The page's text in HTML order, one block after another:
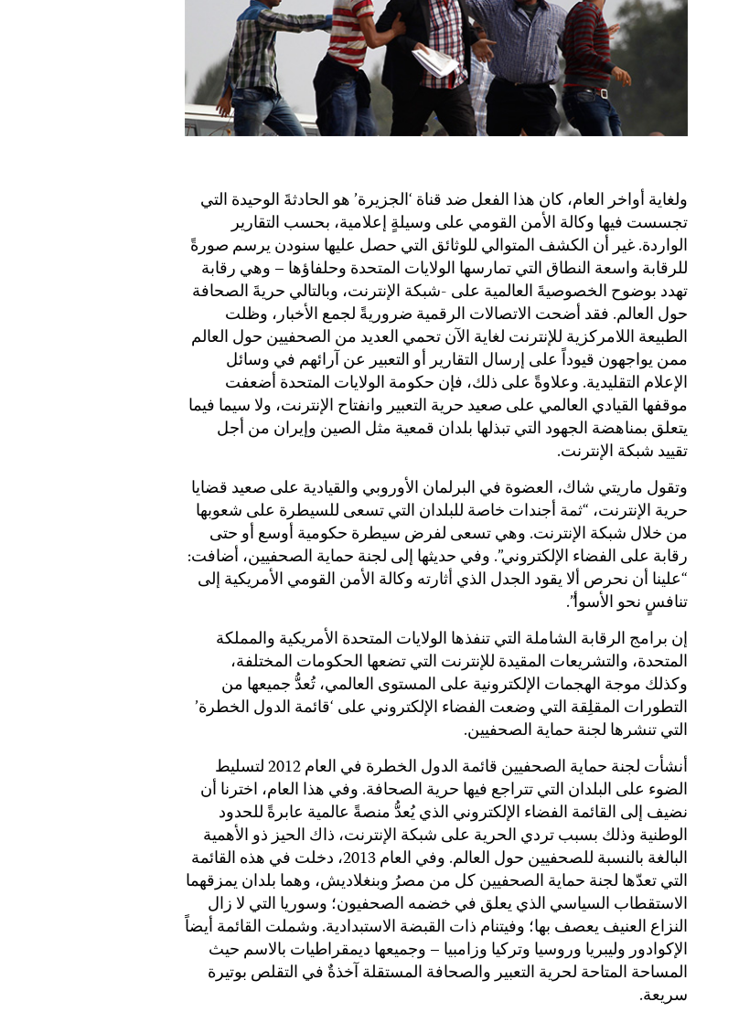
ولغاية أواخر العام، كان هذا الفعل ضد قناة ‘الجزيرة’ هو الحادثةَ الوحيدة التي
تجسست فيها وكالة الأمن القومي على وسيلةٍ إعلامية، بحسب التقارير
الواردة. غير أن الكشف المتوالي للوثائق التي حصل عليها سنودن يرسم صورةً
للرقابة واسعة النطاق التي تمارسها الولايات المتحدة وحلفاؤها – وهي رقابة
تهدد بوضوح الخصوصيةَ العالمية على -شبكة الإنترنت، وبالتالي حريةَ الصحافة
حول العالم. فقد أضحت الاتصالات الرقمية ضروريةً لجمع الأخبار، وظلت
الطبيعة اللامركزية للإنترنت لغاية الآن تحمي العديد من الصحفيين حول العالم
ممن يواجهون قيوداً على إرسال التقارير أو التعبير عن آرائهم في وسائل
الإعلام التقليدية. وعلاوةً على ذلك، فإن حكومة الولايات المتحدة أضعفت
موقفها القيادي العالمي على صعيد حرية التعبير وانفتاح الإنترنت، ولا سيما فيما
يتعلق بمناهضة الجهود التي تبذلها بلدان قمعية مثل الصين وإيران من أجل
تقييد شبكة الإنترنت.
وتقول ماريتي شاك، العضوة في البرلمان الأوروبي والقيادية على صعيد قضايا
حرية الإنترنت، “ثمة أجندات خاصة للبلدان التي تسعى للسيطرة على شعوبها
من خلال شبكة الإنترنت. وهي تسعى لفرض سيطرة حكومية أوسع أو حتى
رقابة على الفضاء الإلكتروني”. وفي حديثها إلى لجنة حماية الصحفيين، أضافت:
“علينا أن نحرص ألا يقود الجدل الذي أثارته وكالة الأمن القومي الأمريكية إلى
تنافسٍ نحو الأسوأ”.
إن برامج الرقابة الشاملة التي تنفذها الولايات المتحدة الأمريكية والمملكة
المتحدة، والتشريعات المقيدة للإنترنت التي تضعها الحكومات المختلفة،
وكذلك موجة الهجمات الإلكترونية على المستوى العالمي، تُعدُّ جميعها من
التطورات المقلِقة التي وضعت الفضاء الإلكتروني على ‘قائمة الدول الخطرة’
التي تنشرها لجنة حماية الصحفيين.
أنشأت لجنة حماية الصحفيين قائمة الدول الخطرة في العام 2012 لتسليط
الضوء على البلدان التي تتراجع فيها حرية الصحافة. وفي هذا العام، اخترنا أن
نضيف إلى القائمة الفضاء الإلكتروني الذي يُعدُّ منصةً عالمية عابرةً للحدود
الوطنية وذلك بسبب تردي الحرية على شبكة الإنترنت، ذاك الحيز ذو الأهمية
البالغة بالنسبة للصحفيين حول العالم. وفي العام 2013، دخلت في هذه القائمة
التي تعدّها لجنة حماية الصحفيين كل من مصرُ وبنغلاديش، وهما بلدان يمزقهما
الاستقطاب السياسي الذي يعلق في خضمه الصحفيون؛ وسوريا التي لا زال
النزاع العنيف يعصف بها؛ وفيتنام ذات القبضة الاستبدادية. وشملت القائمة أيضاً
الإكوادور وليبريا وروسيا وتركيا وزامبيا – وجميعها ديمقراطيات بالاسم حيث
المساحة المتاحة لحرية التعبير والصحافة المستقلة آخذةٌ في التقلص بوتيرة
سريعة.